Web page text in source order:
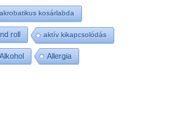
akrobatikus kosárlabda
roll aktív kikapcsolódás
Alkohol Allergia